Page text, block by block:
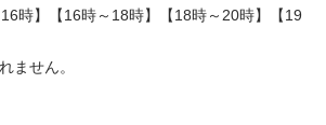
16時】【16時～18時】【18時～20時】【19
ません。